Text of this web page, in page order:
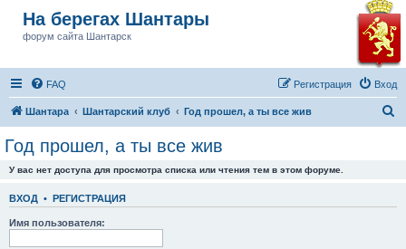
На берегах Шантары
форум сайта Шантарск
FAQ Вход
Регистрация
Шантара Шантарский клуб Год прошел, а ты все жив
Год прошел, а ты все жив
У вас нет доступа для просмотра списка или чтения тем в этом форуме.
ВХОД • РЕГИСТРАЦИЯ
Имя пользователя: